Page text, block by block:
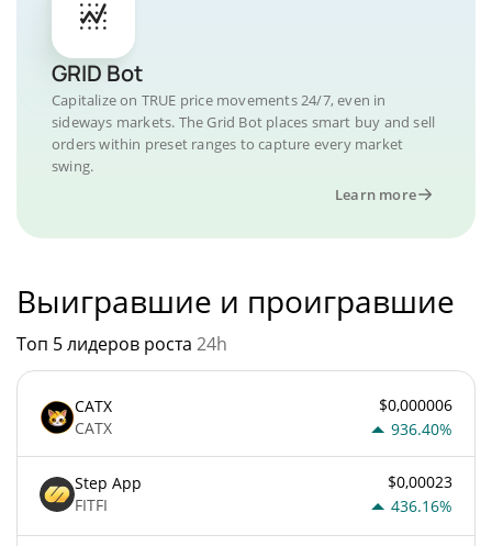
GRID Bot
Capitalize on TRUE price movements 24/7, even in
sideways markets. The Grid Bot places smart buy and sell
orders within preset ranges to capture every market
swing.
Learn more
Выигравшие и проигравшие
Топ 5 лидеров роста 24h
CATX
CATX
$0,000006
936.40%
Step App
FITFI
$0,00023
436.16%